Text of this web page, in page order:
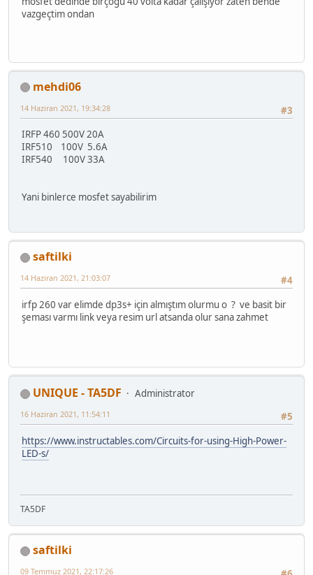
vazgeçtim ondan
mehdi06
#3
14 Haziran 2021, 19:34:28
IRFP 460 500V 20A
IRF510 100V 5.6A
IRF540 100V 33A
Yani binlerce mosfet sayabilirim
saftilki
#4
14 Haziran 2021, 21:03:07
irfp 260 var elimde dp3s+ için almıştım olurmu o ? ve basit bir
şeması varmı link veya resim url atsanda olur sana zahmet
UNIQUE - TA5DF
Administrator
#5
16 Haziran 2021, 11:54:11
https://www.instructables.com/Circuits-for-using-High-Power-
LED-s/
TA5DF
saftilki
09 Temmuz 2021, 22:17:26